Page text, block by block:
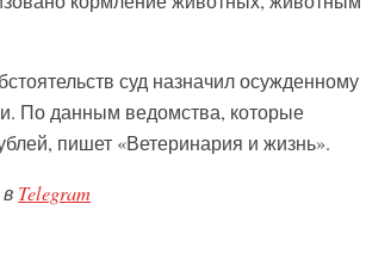
суд назначил осужденному
По данным ведомства, которые
пишет «Ветеринария и жизнь».
в Telegram